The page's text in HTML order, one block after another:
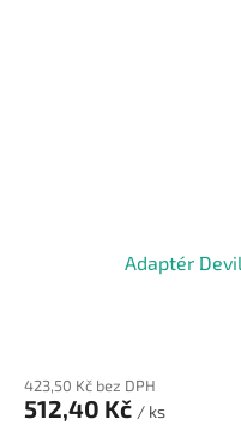
Adaptér
423,50 Kč bez DPH
512,40 Kč / ks